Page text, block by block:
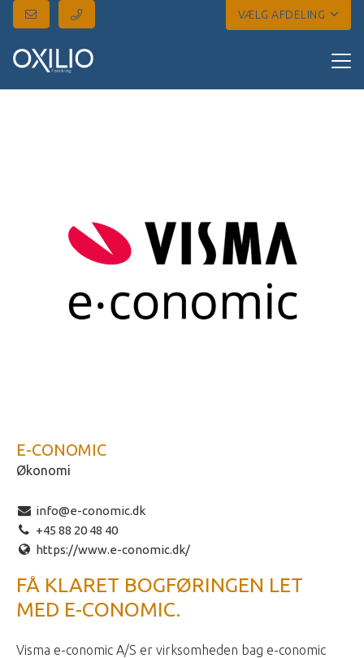
VÆLG AFDELING
E-CONOMIC
Økonomi
+45 88 20 48 40
info@e-conomic.dk
https://www.e-conomic.dk/
FÅ KLARET BOGFØRINGEN LET
MED E-CONOMIC.
Visma e-conomic A/S er virksomheden bag e-conomic